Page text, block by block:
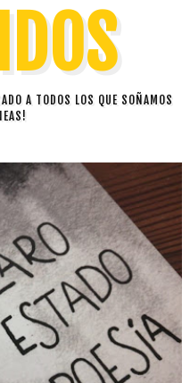
A TODOS LOS QUE SOÑAMOS